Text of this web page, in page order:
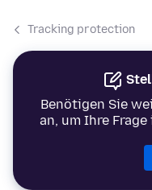
Tracking protection
Benötigen Sie
an, um Ihre